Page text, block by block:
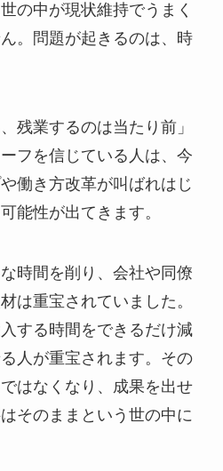
の中が現状維持でうまく
。問題が起きるのは、時
残業するのは当たり前」
フを信じている人は、今
働き方改革が叫ばれはじ
能性が出てきます。
時間を削り、会社や同僚
は重宝されていました。
する時間をできるだけ減
人が重宝されます。その
はなくなり、成果を出せ
そのままという世の中に